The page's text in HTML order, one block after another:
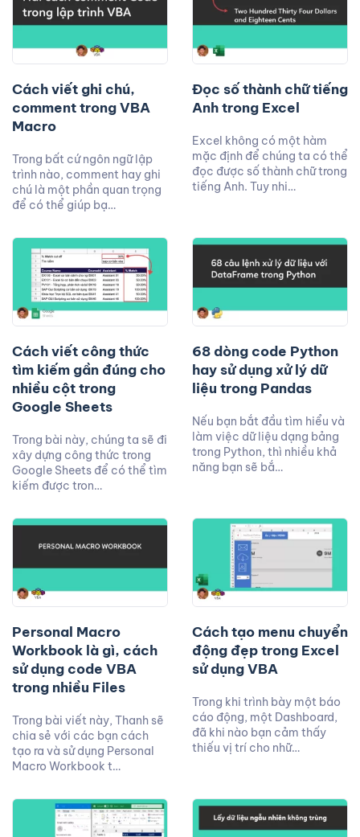
Cách viết ghi chú,
comment trong VBA
Macro
Trong bất cứ ngôn ngữ lập
trình nào, comment hay ghi
chú là một phần quan trọng
để có thể giúp bạ…
Đọc số thành chữ tiếng
Anh trong Excel
Excel không có một hàm
mặc định để chúng ta có thể
đọc được số thành chữ trong
tiếng Anh. Tuy nhi…
Cách viết công thức
tìm kiếm gần đúng cho
nhiều cột trong
Google Sheets
Trong bài này, chúng ta sẽ đi
xây dựng công thức trong
Google Sheets để có thể tìm
kiếm được tron…
68 dòng code Python
hay sử dụng xử lý dữ
liệu trong Pandas
Nếu bạn bắt đầu tìm hiểu và
làm việc dữ liệu dạng bảng
trong Python, thì nhiều khả
năng bạn sẽ bắ…
Personal Macro
Workbook là gì, cách
sử dụng code VBA
trong nhiều Files
Trong bài viết này, Thanh sẽ
chia sẻ với các bạn cách
tạo ra và sử dụng Personal
Macro Workbook t…
Cách tạo menu chuyển
động đẹp trong Excel
sử dụng VBA
Trong khi trình bày một báo
cáo động, một Dashboard,
đã khi nào bạn cảm thấy
thiếu vị trí cho nhữ…